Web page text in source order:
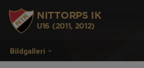
Bildgalleri
NITTORPS IK
U16 (2011, 2012)